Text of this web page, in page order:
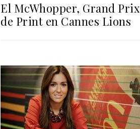
El McWhopper, Grand Prix
de Print en Cannes Lions